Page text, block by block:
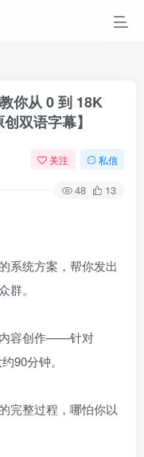
你从 0 到 18K
双语字幕】
关注 私信
48 13
系统方案，帮你发出
。
内容创作——针对
90分钟。
完整过程，哪怕你以